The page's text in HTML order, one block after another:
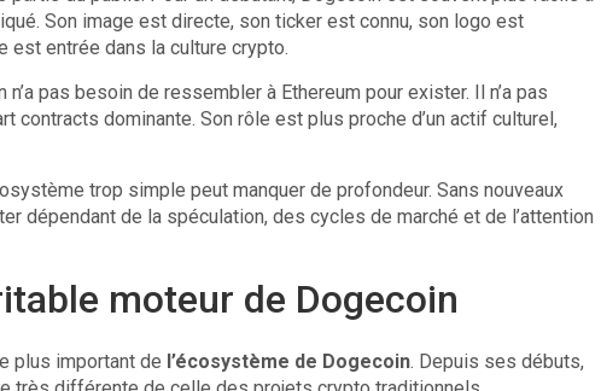
Son image est directe, son ticker est connu, son logo est
entrée dans la culture crypto.
pas besoin de ressembler à Ethereum pour exister. Il n’a pas
contracts dominante. Son rôle est plus proche d’un actif culturel,
trop simple peut manquer de profondeur. Sans nouveaux
dépendant de la spéculation, des cycles de marché et de l’attention
moteur de Dogecoin
plus important de l’écosystème de Dogecoin. Depuis ses débuts,